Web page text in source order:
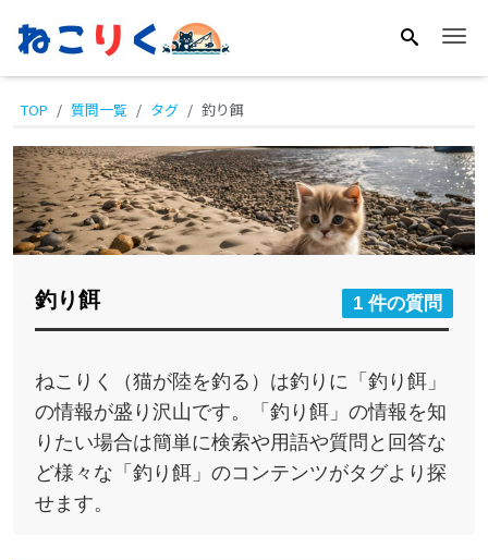
TOP 質問一覧 タグ 釣り餌
釣り餌 1 件の質問
ねこりく（猫が陸を釣る）は釣りに「釣り餌」
の情報が盛り沢山です。「釣り餌」の情報を知
りたい場合は簡単に検索や用語や質問と回答な
ど様々な「釣り餌」のコンテンツがタグより探
せます。